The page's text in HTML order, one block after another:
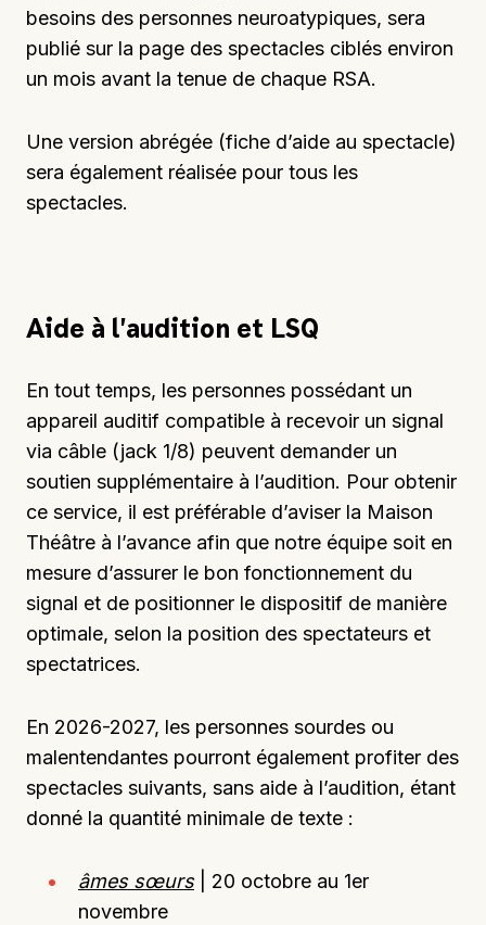
besoins des personnes neuroatypiques, sera
publié sur la page des spectacles ciblés environ
un mois avant la tenue de chaque RSA.
Une version abrégée (fiche d’aide au spectacle)
sera également réalisée pour tous les
spectacles.
Aide à l’audition et LSQ
En tout temps, les personnes possédant un
appareil auditif compatible à recevoir un signal
via câble (jack 1/8) peuvent demander un
soutien supplémentaire à l’audition. Pour obtenir
ce service, il est préférable d’aviser la Maison
Théâtre à l’avance afin que notre équipe soit en
mesure d’assurer le bon fonctionnement du
signal et de positionner le dispositif de manière
optimale, selon la position des spectateurs et
spectatrices.
En 2026-2027, les personnes sourdes ou
malentendantes pourront également profiter des
spectacles suivants, sans aide à l’audition, étant
donné la quantité minimale de texte :
âmes sœurs| 20 octobre au 1er
novembre